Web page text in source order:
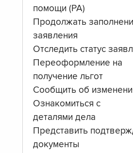
помощи (PA)
Продолжать
заявления
Отследить статус
Переоформление на
получение льгот
Сообщить об
Ознакомиться с
деталями дела
Представить
документы